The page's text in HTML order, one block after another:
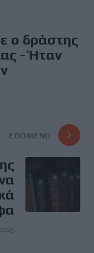
ο δράστης
- Ήταν
ΕΠΌΜΕΝΟ